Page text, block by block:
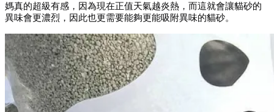
媽真的超級有感，因為現在正值天氣越炎熱，而這就會讓貓砂的
異味會更濃烈，因此也更需要能夠更能吸附異味的貓砂。